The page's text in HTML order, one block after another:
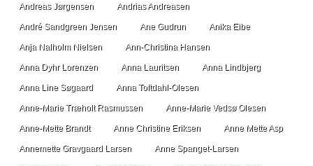
Andreas Jørgensen Andrias Andreasen
André Sandgreen Jensen Ane Gudrun Anika Eibe
Anja Nalholm Nielsen Ann-Christina Hansen
Anna Dyhr Lorenzen Anna Lauritsen Anna Lindbjerg
Anna Line Søgaard Anna Toftdahl-Olesen
Anne-Marie Træholt Rasmussen Anne-Marie Vedsø Olesen
Anne-Mette Brandt Anne Christine Eriksen Anne Mette Asp
Annemette Gravgaard Larsen Anne Spanget-Larsen